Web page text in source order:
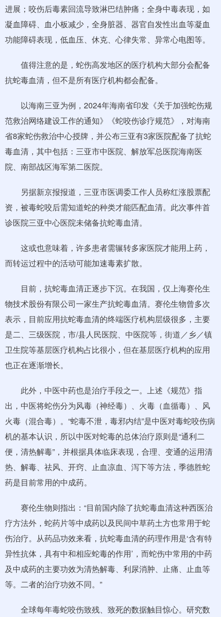
进展；咬伤后毒素回流导致淋巴结肿痛；全身中毒表现，如
凝血障碍、血小板减少，全身脏器、器官自发性出血等凝血
功能障碍表现，低血压、休克、心律失常、异常心电图等。
值得注意的是，蛇伤高发地区的医疗机构大部分会配备
抗蛇毒血清，但不是所有医疗机构都会配备。
以海南三亚为例，2024年海南省印发《关于加强蛇伤规
范救治网络建设工作的通知》《蛇咬伤诊疗规范》，对海南
省8家蛇伤救治中心授牌，并公布三亚有3家医院配备了抗蛇
毒血清，其中包括：三亚市中医院、解放军总医院海南医
院、南部战区海军第二医院。
另据新京报报道，三亚市医调委工作人员称红涨股票配
资，被毒蛇咬后需知道蛇的种类才能匹配血清。此次事件首
诊医院三亚中心医院未储备抗蛇毒血清。
这或也意味着，许多患者需辗转多家医院才能用上药，
而转运过程中的活动可能加速毒素扩散。
目前，抗蛇毒血清正逐步下沉。在我国，仅上海赛伦生
物技术股份有限公司一家生产抗蛇毒血清。赛伦生物曾多次
表示，目前应用抗蛇毒血清的终端医疗机构层级很多，主要
是二、三级医院，市/县人民医院、中医院等，街道／乡／镇
卫生院等基层医疗机构占比很小，但在基层医疗机构的应用
也正在逐渐增长。
此外，中医中药也是治疗手段之一。上述《规范》指
出，中医将蛇伤分为风毒（神经毒）、火毒（血循毒）、风
火毒（混合毒）。“蛇毒不泄，毒邪内结”是中医对毒蛇咬伤病
机的基本认识，所以中医对蛇毒的总体治疗原则是“通利二
便，清热解毒”，并根据具体临床表现，合理、变通的运用清
热、解毒、祛风、开窍、止血凉血、泻下等方法，季德胜蛇
药是目前常用的中成药。
赛伦生物则指出：“目前国内除了抗蛇毒血清这种西医治
疗方法外，蛇药片等中成药以及民间中草药土方也常用于蛇
伤治疗。从药品功效来看，抗蛇毒血清的药理作用是‘含有特
异性抗体，具有中和相应蛇毒的作用’，而蛇伤中常用的中药
及中成药的主要功效为清热解毒、利尿消肿、止痛、止血等
等。二者的治疗功效不同。”
全球每年毒蛇咬伤致残、致死的数据触目惊心。研究数